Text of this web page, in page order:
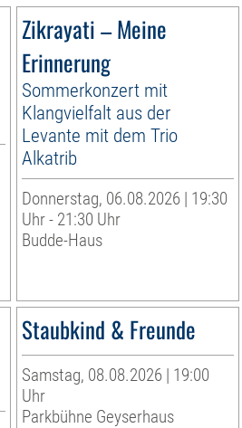
Zikrayati – Meine
Erinnerung
Sommerkonzert mit
Klangvielfalt aus der
Levante mit dem Trio
Alkatrib
Donnerstag, 06.08.2026 | 19:30
Uhr - 21:30 Uhr
Budde-Haus
Staubkind & Freunde
Samstag, 08.08.2026 | 19:00
Uhr
Parkbühne Geyserhaus